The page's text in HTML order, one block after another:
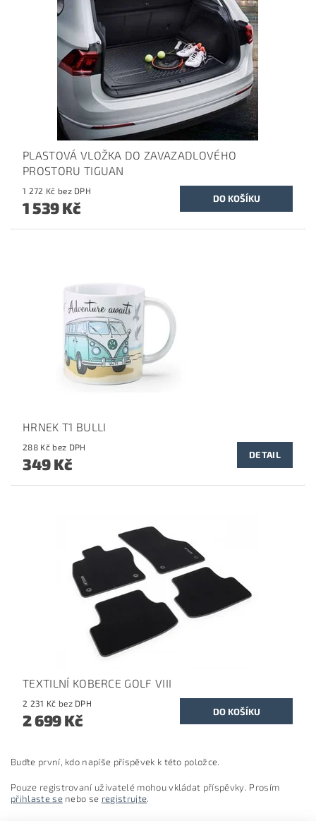
PLASTOVÁ VLOŽKA DO ZAVAZADLOVÉHO
PROSTORU TIGUAN
1 272 Kč bez DPH
1 539 Kč
HRNEK T1 BULLI
288 Kč bez DPH
349 Kč DETAIL
TEXTILNÍ KOBERCE GOLF VIII
2 231 Kč bez DPH
2 699 Kč
Buďte první, kdo napíše příspěvek k této položce.
Pouze registrovaní uživatelé mohou vkládat příspěvky. Prosím
přihlaste senebo se registrujte.